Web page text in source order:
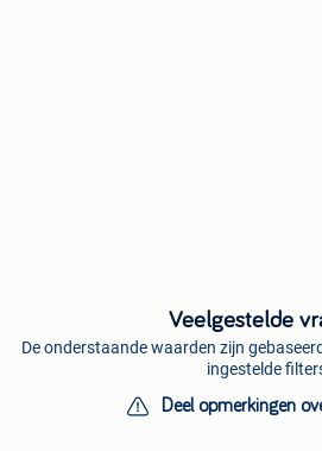
Veelgestelde
De onderstaande waarden zijn
ingestelde
Deel opmerkingen